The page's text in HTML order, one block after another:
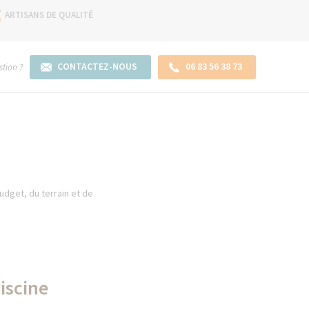
ARTISANS DE QUALITÉ
? CONTACTEZ-NOUS 06 83 56 38 73
du terrain et de